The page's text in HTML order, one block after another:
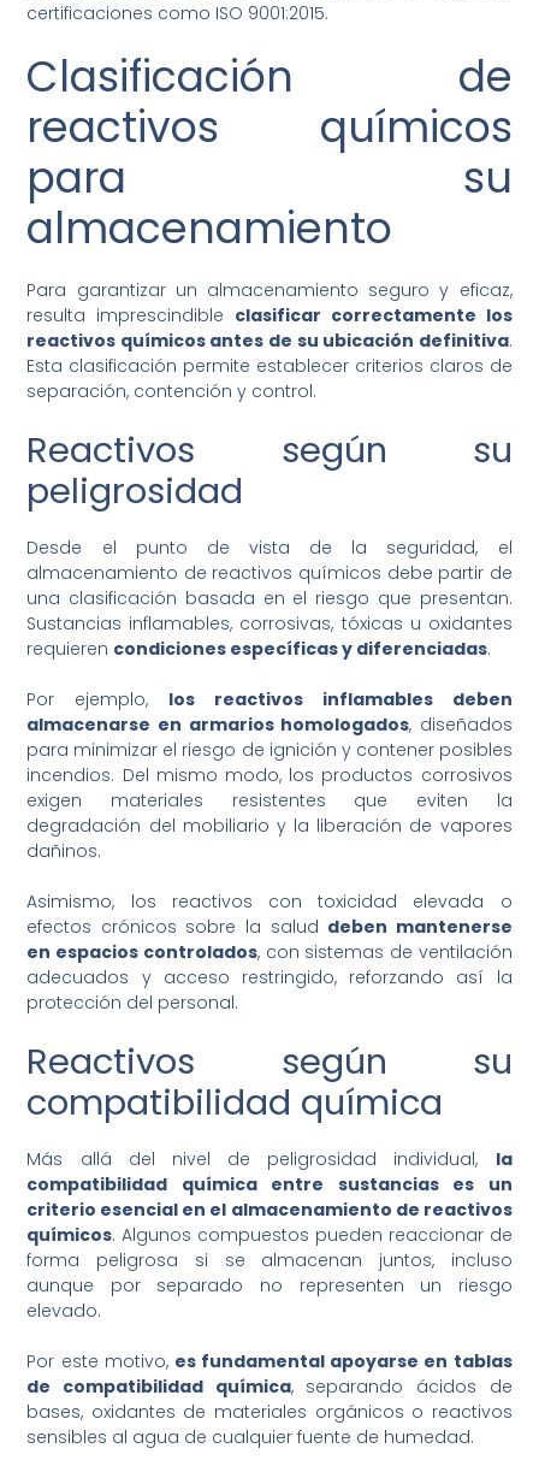
certificaciones como ISO 9001:2015.
Clasificación de
reactivos químicos
para su
almacenamiento
Para garantizar un almacenamiento seguro y eficaz,
resulta imprescindible clasificar correctamente los
reactivos químicos antes de su ubicación definitiva.
Esta clasificación permite establecer criterios claros de
separación, contención y control.
Reactivos según su
peligrosidad
Desde el punto de vista de la seguridad, el
almacenamiento de reactivos químicos debe partir de
una clasificación basada en el riesgo que presentan.
Sustancias inflamables, corrosivas, tóxicas u oxidantes
requieren condiciones específicas y diferenciadas.
Por ejemplo, los reactivos inflamables deben
almacenarse en armarios homologados, diseñados
para minimizar el riesgo de ignición y contener posibles
incendios. Del mismo modo, los productos corrosivos
exigen materiales resistentes que eviten la
degradación del mobiliario y la liberación de vapores
dañinos.
Asimismo, los reactivos con toxicidad elevada o
efectos crónicos sobre la salud deben mantenerse
en espacios controlados, con sistemas de ventilación
adecuados y acceso restringido, reforzando así la
protección del personal.
Reactivos según su
compatibilidad química
Más allá del nivel de peligrosidad individual, la
compatibilidad química entre sustancias es un
criterio esencial en el almacenamiento de reactivos
químicos. Algunos compuestos pueden reaccionar de
forma peligrosa si se almacenan juntos, incluso
aunque por separado no representen un riesgo
elevado.
Por este motivo, es fundamental apoyarse en tablas
de compatibilidad química, separando ácidos de
bases, oxidantes de materiales orgánicos o reactivos
sensibles al agua de cualquier fuente de humedad.